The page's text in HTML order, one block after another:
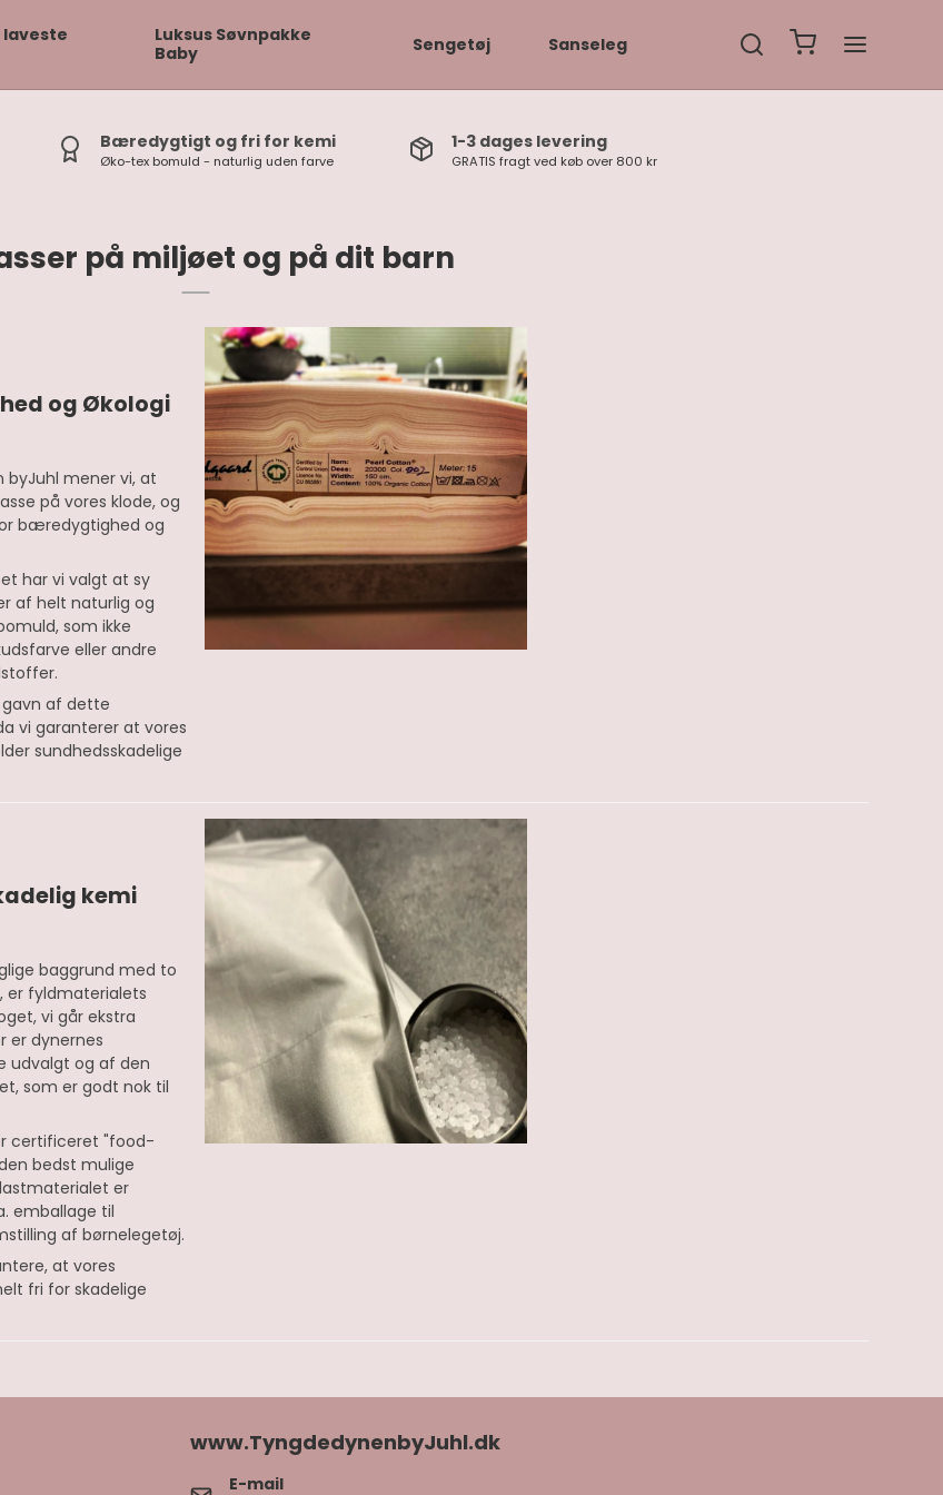
Luksus Søvnpakke
Baby
Sengetøj Sanseleg
Bæredygtigt og fri for kemi
Øko-tex bomuld - naturlig uden farve
1-3 dages levering
GRATIS fragt ved køb over 800 kr
på miljøet og på dit barn
og Økologi
byJuhl mener vi, at
på vores klode, og
bæredygtighed og
har vi valgt at sy
af helt naturlig og
som ikke
eller andre
gavn af dette
vi garanterer at vores
sundhedsskadelige
kemi
baggrund med to
er fyldmaterialets
vi går ekstra
er dynernes
udvalgt og af den
som er godt nok til
certificeret "food-
bedst mulige
er
emballage til
af børnelegetøj.
at vores
fri for skadelige
www.TyngdedynenbyJuhl.dk
E-mail